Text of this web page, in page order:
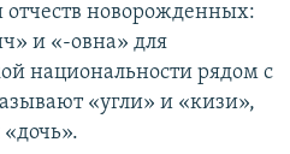
новорожденных:
и «-овна» для
национальности рядом с
«угли» и «кизи»,